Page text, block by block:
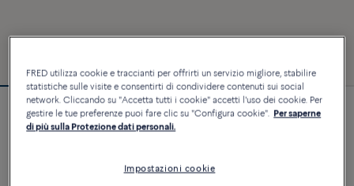
Bracciale Chance Infinie
FRED utilizza cookie e traccianti per offrirti un servizio migliore, stabilire
statistiche sulle visite e consentirti di condividere contenuti sui social
network. Cliccando su "Accetta tutti i cookie" accetti l'uso dei cookie. Per
gestire le tue preferenze puoi fare clic su "Configura cookie". Per saperne
di più sulla Protezione dati personali.
Impostazioni cookie